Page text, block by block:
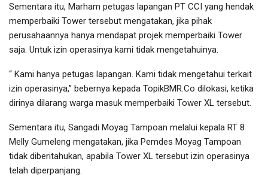
Sementara itu, Marham petugas lapangan PT CCI yang hendak
memperbaiki Tower tersebut mengatakan, jika pihak
perusahaannya hanya mendapat projek memperbaiki Tower
saja. Untuk izin operasinya kami tidak mengetahuinya.
“ Kami hanya petugas lapangan. Kami tidak mengetahui terkait
izin operasinya,” bebernya kepada TopikBMR.Co dilokasi, ketika
dirinya dilarang warga masuk memperbaiki Tower XL tersebut.
Sementara itu, Sangadi Moyag Tampoan melalui kepala RT 8
Melly Gumeleng mengatakan, jika Pemdes Moyag Tampoan
tidak diberitahukan, apabila Tower XL tersebut izin operasinya
telah diperpanjang.